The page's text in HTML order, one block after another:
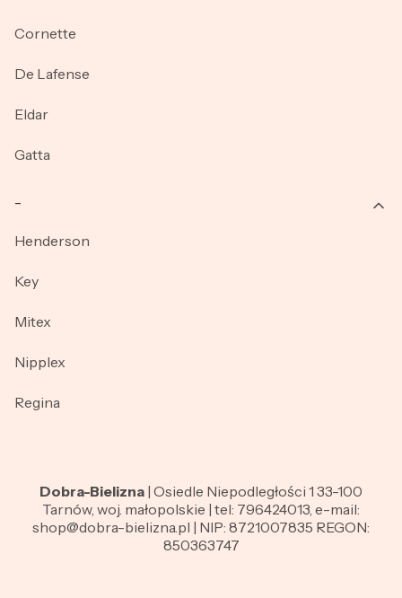
Cornette
De Lafense
Eldar
Gatta
Henderson
Key
Mitex
Nipplex
Regina
Dobra-Bielizna | Osiedle Niepodległości 1 33-100
Tarnów, woj. małopolskie | tel: 796424013, e-mail:
shop@dobra-bielizna.pl | NIP: 8721007835 REGON:
850363747